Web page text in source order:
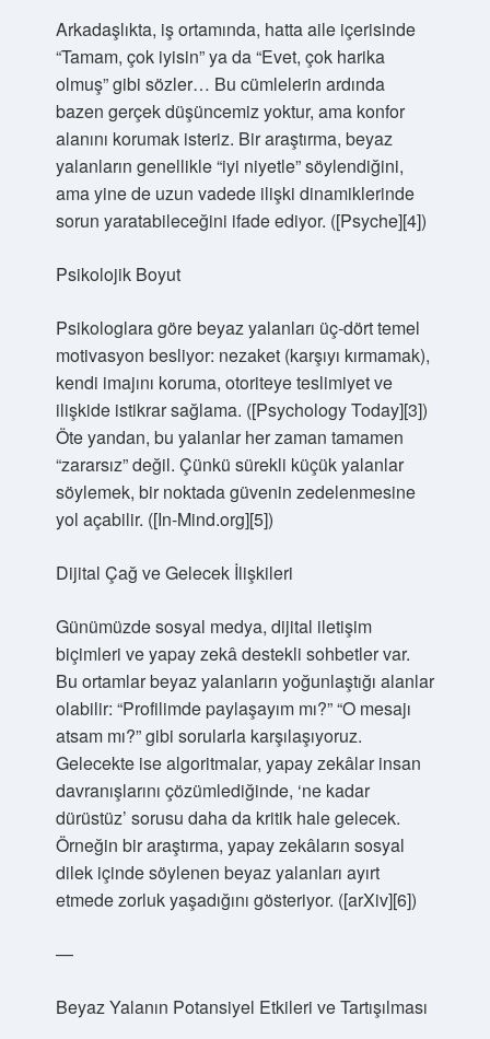
Arkadaşlıkta, iş ortamında, hatta aile içerisinde
“Tamam, çok iyisin” ya da “Evet, çok harika
olmuş” gibi sözler… Bu cümlelerin ardında
bazen gerçek düşüncemiz yoktur, ama konfor
alanını korumak isteriz. Bir araştırma, beyaz
yalanların genellikle “iyi niyetle” söylendiğini,
ama yine de uzun vadede ilişki dinamiklerinde
sorun yaratabileceğini ifade ediyor. ([Psyche][4])
Psikolojik Boyut
Psikologlara göre beyaz yalanları üç‑dört temel
motivasyon besliyor: nezaket (karşıyı kırmamak),
kendi imajını koruma, otoriteye teslimiyet ve
ilişkide istikrar sağlama. ([Psychology Today][3])
Öte yandan, bu yalanlar her zaman tamamen
“zararsız” değil. Çünkü sürekli küçük yalanlar
söylemek, bir noktada güvenin zedelenmesine
yol açabilir. ([In-Mind.org][5])
Dijital Çağ ve Gelecek İlişkileri
Günümüzde sosyal medya, dijital iletişim
biçimleri ve yapay zekâ destekli sohbetler var.
Bu ortamlar beyaz yalanların yoğunlaştığı alanlar
olabilir: “Profilimde paylaşayım mı?” “O mesajı
atsam mı?” gibi sorularla karşılaşıyoruz.
Gelecekte ise algoritmalar, yapay zekâlar insan
davranışlarını çözümlediğinde, ‘ne kadar
dürüstüz’ sorusu daha da kritik hale gelecek.
Örneğin bir araştırma, yapay zekâların sosyal
dilek içinde söylenen beyaz yalanları ayırt
etmede zorluk yaşadığını gösteriyor. ([arXiv][6])
—
Beyaz Yalanın Potansiyel Etkileri ve Tartışılması